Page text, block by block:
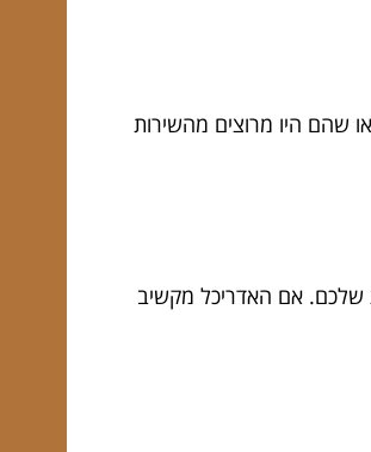
שהם היו מרוצים מהשירות
שלכם. אם האדריכל מקשיב